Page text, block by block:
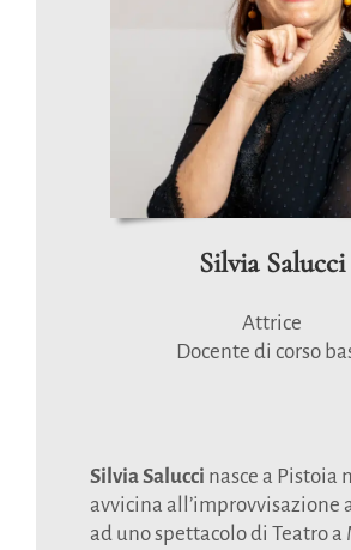
Silvia Salucci
Attrice
Docente di corso
Silvia Salucci nasce a Pistoia
avvicina all’improvvisazione
ad uno spettacolo di Teatro a